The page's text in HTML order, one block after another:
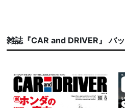
雑誌『CAR and DRIVER』 バ